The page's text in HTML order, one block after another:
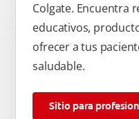
Colgate. Encuentra
educativos,
ofrecer a tus
saludable.
Sitio para